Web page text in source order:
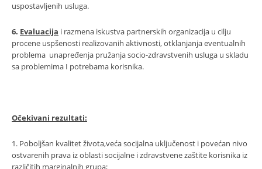
uspostavljenih usluga.
6. Evaluacija i razmena iskustva partnerskih organizacija u cilju
procene uspšenosti realizovanih aktivnosti, otklanjanja eventualnih
problema unapređenja pružanja socio-zdravstvenih usluga u skladu
sa problemima I potrebama korisnika.
Očekivani rezultati:
1. Poboljšan kvalitet života,veća socijalna uključenost i povećan nivo
ostvarenih prava iz oblasti socijalne i zdravstvene zaštite korisnika iz
različitih marginalnih grupa;